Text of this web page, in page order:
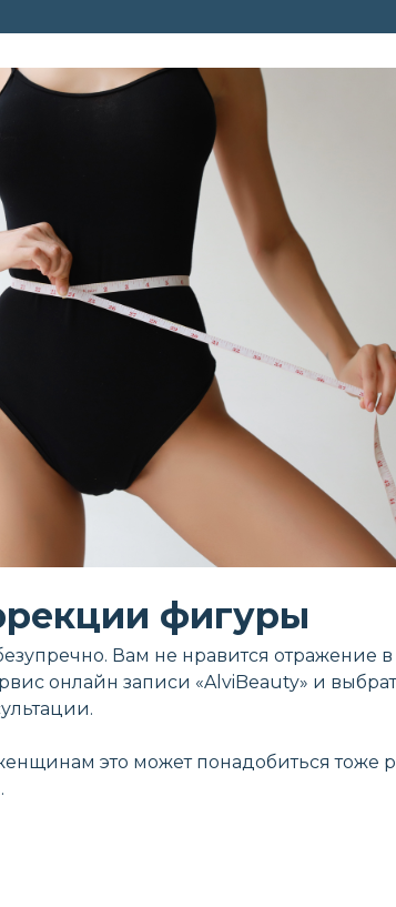
фигуры
Вам не нравится отражение в
онлайн записи «AlviBeauty» и
это может понадобиться тоже